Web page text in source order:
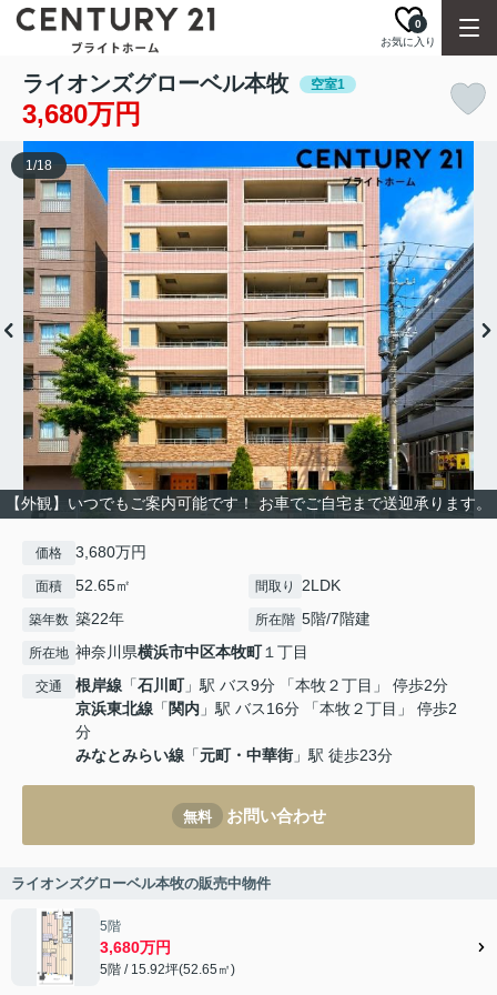
お気に入り
0
ライオンズグローベル本牧 空室1
3,680万円
【外観】いつでもご案内可能です！ お車でご自宅まで送迎承ります。
1/18
価格 3,680万円
面積 52.65㎡ 間取り 2LDK
築年数 築22年 所在階 5階/7階建
所在地 神奈川県横浜市中区本牧町１丁目
交通 根岸線 「石川町」駅 バス9分 「本牧２丁目」 停歩2分
京浜東北線 「 関内 」駅 バス16分 「本牧２丁目」 停歩2
分
みなとみらい線 「元町・中華街」駅 徒歩23分
無料 お問い合わせ
ライオンズグローベル本牧の販売中物件
5階
3,680万円
5階 / 15.92坪(52.65㎡)